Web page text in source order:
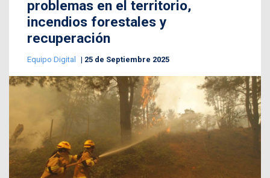
problemas en el territorio,
incendios forestales y
recuperación
Equipo Digital 25 de Septiembre 2025